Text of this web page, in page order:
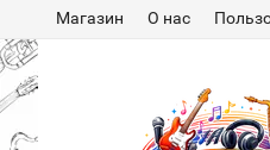
Магазин О нас